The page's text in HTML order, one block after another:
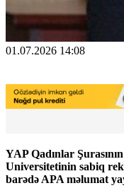
01.07.2026 14:08
YAP Qadınlar
Universitetinin sabiq
barədə APA məlumat